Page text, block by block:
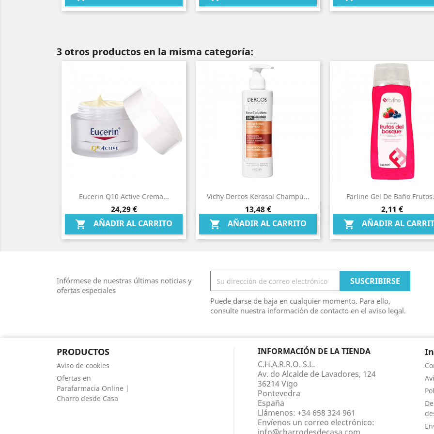
3 otros productos en la misma categoría:
Eucerin Q10 Active Crema...
Precio
24,29 €
 AÑADIR AL CARRITO
Vista rápida
Vichy Dercos Kerasol Champú...
Precio
13,48 €
 AÑADIR AL CARRITO
Vista rápida
Farline Gel De Baño
Precio
2,11 €
 AÑADIR AL
Vista rápida
Infórmese de nuestras últimas noticias y
ofertas especiales
Puede darse de baja en cualquier momento. Para ello,
consulte nuestra información de contacto en el aviso legal.
PRODUCTOS
Aviso de cookies
Ofertas en
Parafarmacia Online |
Charro desde Casa
INFORMACIÓN DE LA TIENDA
C.H.A.R.R.O. S.L.
Av. do Alcalde de Lavadores, 124
36214 Vigo
Pontevedra
España
Llámenos: +34 658 324 961
Envíenos un correo electrónico: